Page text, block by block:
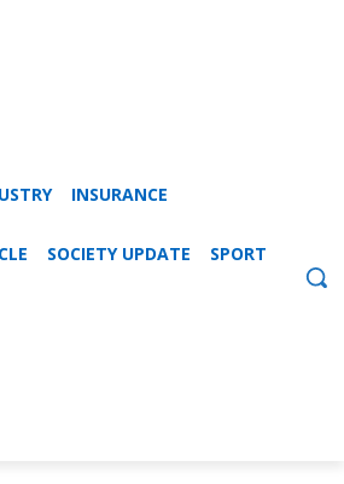
INSURANCE
SOCIETY UPDATE SPORT